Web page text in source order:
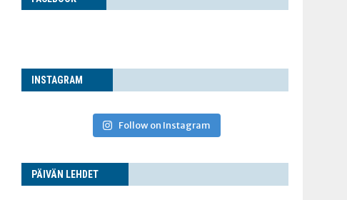
INS­TA­GRAM
Follow on Instagram
PÄI­VÄN LEHDET